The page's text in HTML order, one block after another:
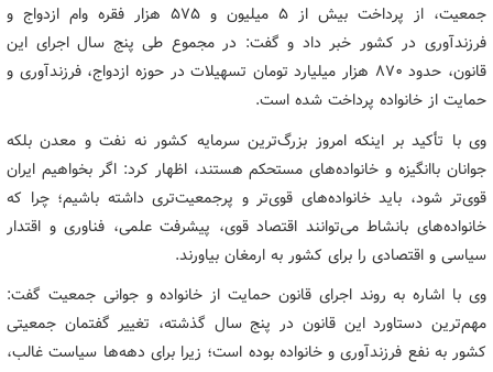
جمعیت، از پرداخت بیش از ۵ میلیون و ۵۷۵ هزار فقره وام ازدواج و
فرزندآوری در کشور خبر داد و گفت: در مجموع طی پنج سال اجرای این
قانون، حدود ۸۷۰ هزار میلیارد تومان تسهیلات در حوزه ازدواج، فرزندآوری و
حمایت از خانواده پرداخت شده است.
وی با تأکید بر اینکه امروز بزرگ‌ترین سرمایه کشور نه نفت و معدن بلکه
جوانان باانگیزه و خانواده‌های مستحکم هستند، اظهار کرد: اگر بخواهیم ایران
قوی‌تر شود، باید خانواده‌های قوی‌تر و پرجمعیت‌تری داشته باشیم؛ چرا که
خانواده‌های بانشاط می‌توانند اقتصاد قوی، پیشرفت علمی، فناوری و اقتدار
سیاسی و اقتصادی را برای کشور به ارمغان بیاورند.
وی با اشاره به روند اجرای قانون حمایت از خانواده و جوانی جمعیت گفت:
مهم‌ترین دستاورد این قانون در پنج سال گذشته، تغییر گفتمان جمعیتی
کشور به نفع فرزندآوری و خانواده بوده است؛ زیرا برای دهه‌ها سیاست غالب،